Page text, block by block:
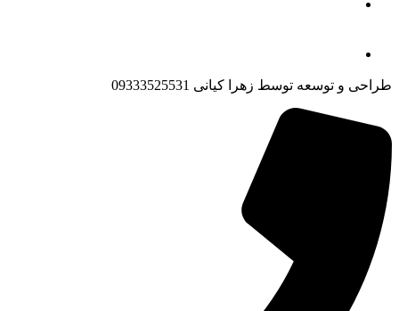
طراحی و توسعه توسط زهرا کیانی 09333525531